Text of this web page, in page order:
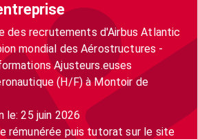
des recrutements d'Airbus Atlantic
mondial des Aérostructures -
Ajusteurs.euses
(H/F) à Montoir de
le: 25 juin 2026
rémunérée puis tutorat sur le site